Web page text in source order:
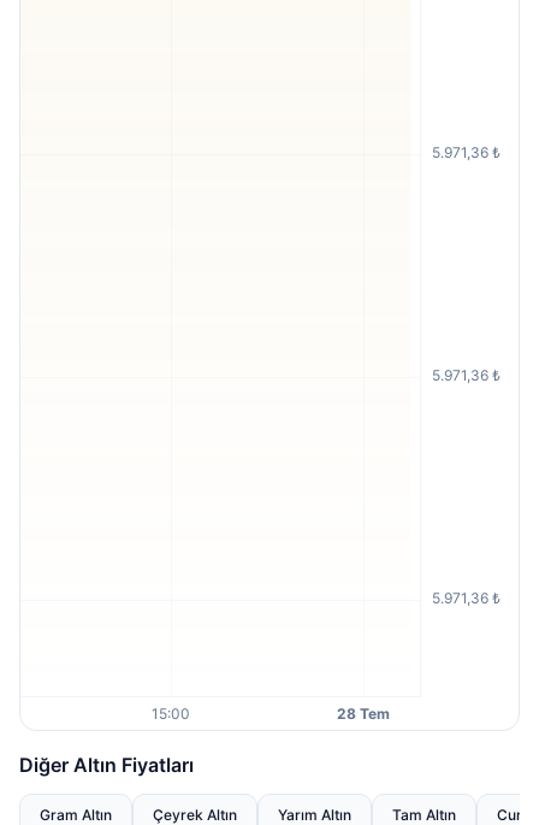
Diğer Altın Fiyatları
Gram Altın Çeyrek Altın Yarım Altın Tam Altın